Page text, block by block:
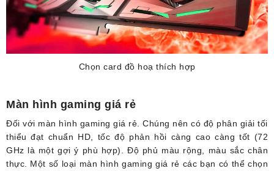
Chọn card đồ hoạ thích hợp
Màn hình gaming giá rẻ
Đối với màn hình gaming giá rẻ. Chúng nên có độ phân giải tối
thiểu đạt chuẩn HD, tốc độ phản hồi càng cao càng tốt (72
GHz là một gợi ý phù hợp). Độ phủ màu rộng, màu sắc chân
thực. Một số loại màn hình gaming giá rẻ các bạn có thể chọn